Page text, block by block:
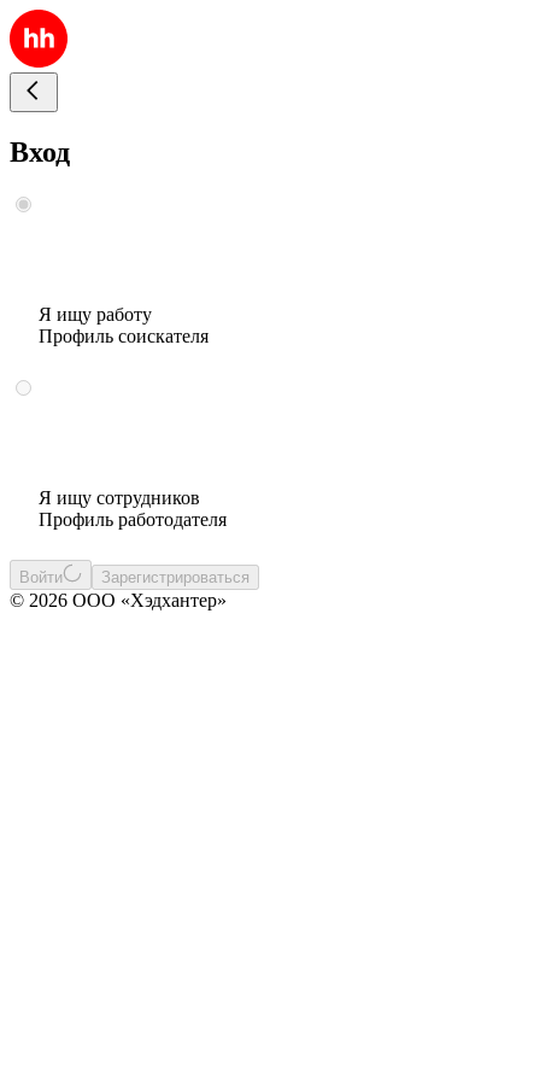
Вход
Я ищу работу
Профиль соискателя
Я ищу сотрудников
Профиль работодателя
Войти Зарегистрироваться
© 2026 ООО «Хэдхантер»